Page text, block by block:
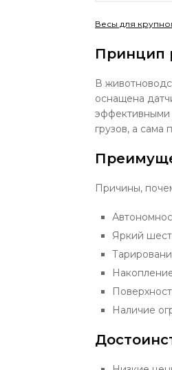
Весы для
Принцип
В
оснащена
эффективными
грузов, а
Причины,
Яркий
Наличие